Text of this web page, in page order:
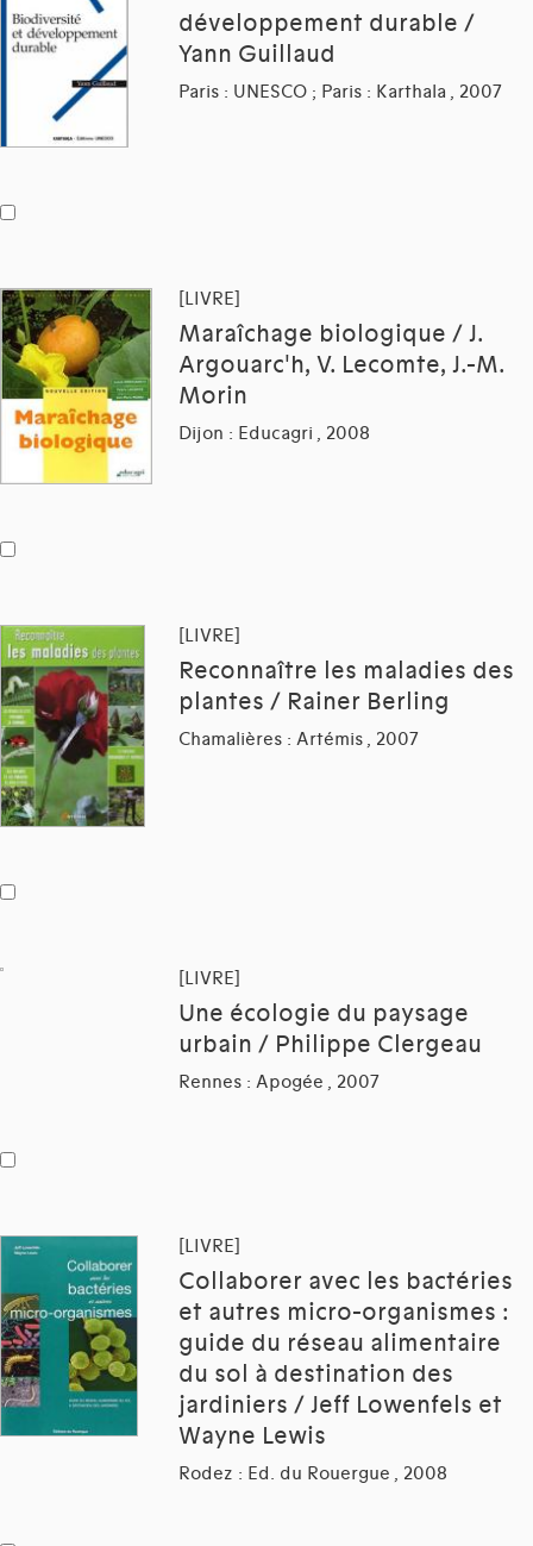
développement durable /
Yann Guillaud
Paris : UNESCO ; Paris : Karthala , 2007
[LIVRE]
Maraîchage biologique / J.
Argouarc'h, V. Lecomte, J.-M.
Morin
Dijon : Educagri , 2008
[LIVRE]
Reconnaître les maladies des
plantes / Rainer Berling
Chamalières : Artémis , 2007
[LIVRE]
Une écologie du paysage
urbain / Philippe Clergeau
Rennes : Apogée , 2007
[LIVRE]
Collaborer avec les bactéries
et autres micro-organismes :
guide du réseau alimentaire
du sol à destination des
jardiniers / Jeff Lowenfels et
Wayne Lewis
Rodez : Ed. du Rouergue , 2008